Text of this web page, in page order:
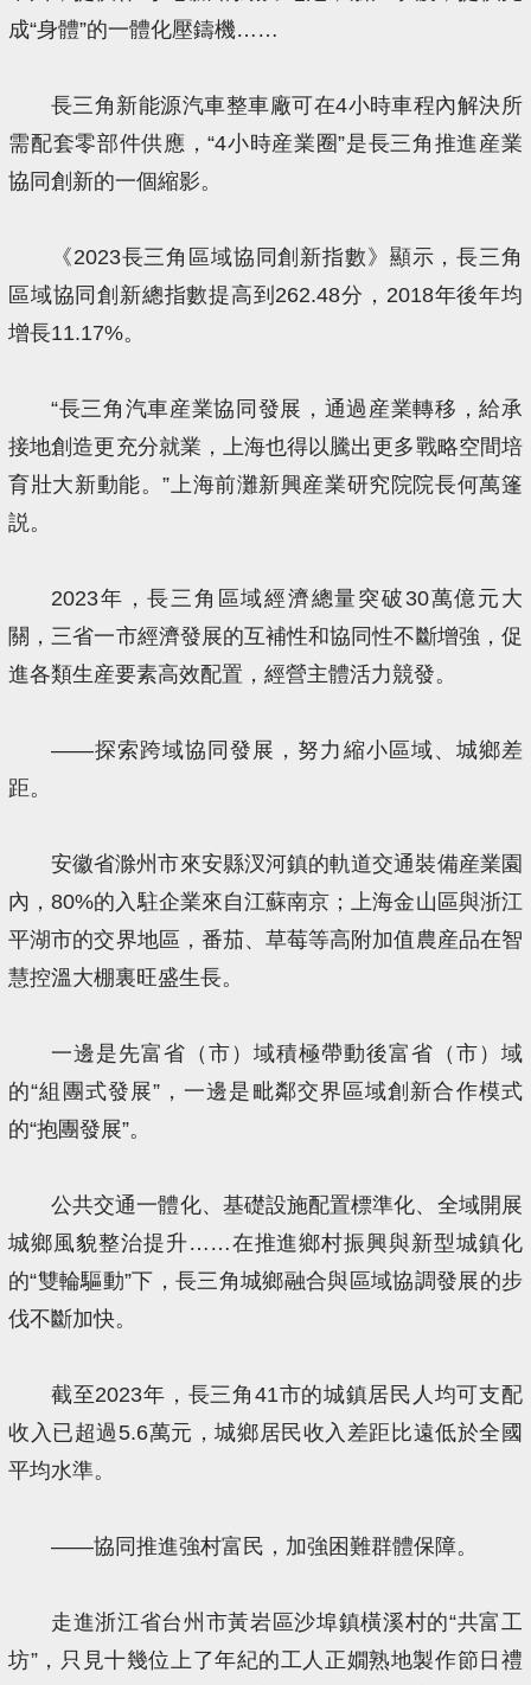
成“身體”的一體化壓鑄機……
長三角新能源汽車整車廠可在4小時車程內解決所
需配套零部件供應，“4小時産業圈”是長三角推進産業
協同創新的一個縮影。
《2023長三角區域協同創新指數》顯示，長三角
區域協同創新總指數提高到262.48分，2018年後年均
增長11.17%。
“長三角汽車産業協同發展，通過産業轉移，給承
接地創造更充分就業，上海也得以騰出更多戰略空間培
育壯大新動能。”上海前灘新興産業研究院院長何萬篷
説。
2023年，長三角區域經濟總量突破30萬億元大
關，三省一市經濟發展的互補性和協同性不斷增強，促
進各類生産要素高效配置，經營主體活力競發。
——探索跨域協同發展，努力縮小區域、城鄉差
距。
安徽省滁州市來安縣汊河鎮的軌道交通裝備産業園
內，80%的入駐企業來自江蘇南京；上海金山區與浙江
平湖市的交界地區，番茄、草莓等高附加值農産品在智
慧控溫大棚裏旺盛生長。
一邊是先富省（市）域積極帶動後富省（市）域
的“組團式發展”，一邊是毗鄰交界區域創新合作模式
的“抱團發展”。
公共交通一體化、基礎設施配置標準化、全域開展
城鄉風貌整治提升……在推進鄉村振興與新型城鎮化
的“雙輪驅動”下，長三角城鄉融合與區域協調發展的步
伐不斷加快。
截至2023年，長三角41市的城鎮居民人均可支配
收入已超過5.6萬元，城鄉居民收入差距比遠低於全國
平均水準。
——協同推進強村富民，加強困難群體保障。
走進浙江省台州市黃岩區沙埠鎮橫溪村的“共富工
坊”，只見十幾位上了年紀的工人正嫺熟地製作節日禮